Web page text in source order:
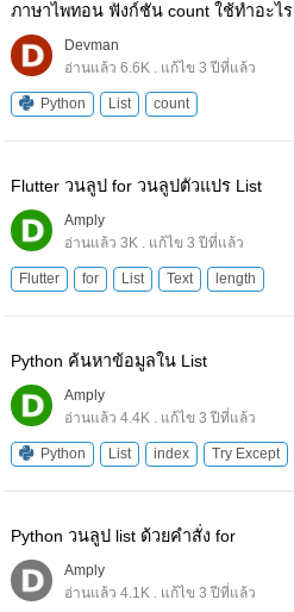
ภาษาไพทอน ฟังก์ชัน count ใช้ทำอะไร
Devman
อ่านแล้ว 6.6K . แก้ไข 3 ปีที่แล้ว
Python List count
Flutter วนลูป for วนลูปตัวแปร List
Amply
อ่านแล้ว 3K . แก้ไข 3 ปีที่แล้ว
Flutter for List Text length
Python ค้นหาข้อมูลใน List
Amply
อ่านแล้ว 4.4K . แก้ไข 3 ปีที่แล้ว
Python List index Try Except
Python วนลูป list ด้วยคำสั่ง for
Amply
อ่านแล้ว 4.1K . แก้ไข 3 ปีที่แล้ว